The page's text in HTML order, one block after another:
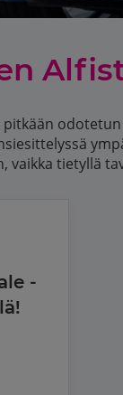
pitkään
vaikka tietyllä
-